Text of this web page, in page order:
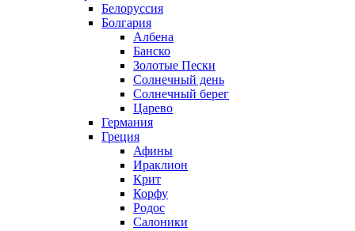
Белоруссия
Болгария
Албена
Банско
Золотые Пески
Солнечный день
Солнечный берег
Царево
Германия
Греция
Афины
Ираклион
Крит
Корфу
Родос
Салоники